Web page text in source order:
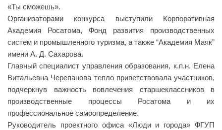
«Ты сможешь».
Организаторами конкурса выступили Корпоративная
Академия Росатома, Фонд развития производственных
систем и промышленного туризма, а также “Академия Маяк”
имени А. Д. Сахарова.
Главный специалист управления образования, к.п.н. Елена
Витальевна Черепанова тепло приветствовала участников,
подчеркнув важность вовлечения старшеклассников в
производственные процессы Росатома и их
профессиональное самоопределение.
Руководитель проектного офиса «Люди и города» ФГУП